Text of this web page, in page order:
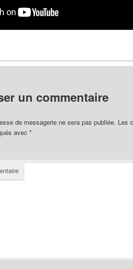
un commentaire
de messagerie ne sera pas publiée. Les
avec *